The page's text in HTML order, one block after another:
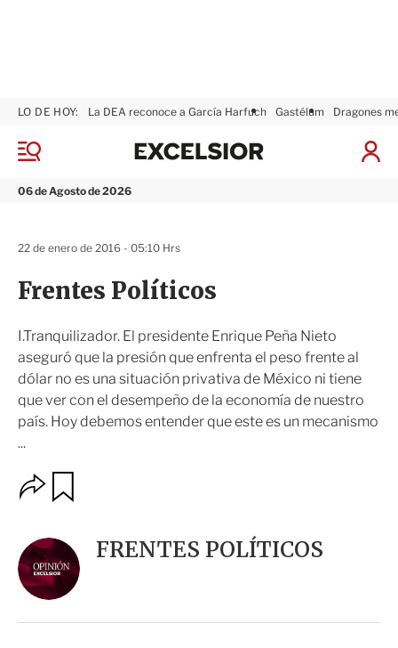
M
n
06 de Agosto de 2026
LO DE HOY: La DEA reconoce a García Harfuch Gastélum Dragones
I
x
Frentes Políticos
I.Tranquilizador. El presidente Enrique Peña Nieto
aseguró que la presión que enfrenta el peso frente al
dólar no es una situación privativa de México ni tiene
que ver con el desempeño de la economía de nuestro
país. Hoy debemos entender que este es un mecanismo
...
22 de enero de 2016 - 05:10 Hrs
O
p
o
n
e
s
a
r
FRENTES POLÍTICOS